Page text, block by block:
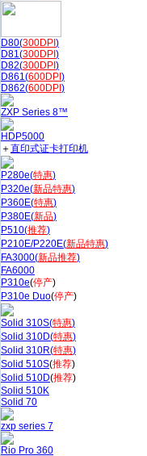
D80(300DPI )
D81(300DPI )
D82(300DPI )
D861(600DPI )
D862(600DPI )
ZXP Series 8™
HDP5000
＋直印式证卡打印机
P280e(特惠)
P320e(新品特惠)
P360E(特惠)
P380E(新品)
P510(推荐)
P210E/P220E(新品特惠)
FA3000(新品推荐)
FA6000
P310e(停产)
P310e Duo(停产)
Solid 310S(特惠)
Solid 310D(特惠)
Solid 310R(特惠)
Solid 510S(推荐)
Solid 510D(推荐)
Solid 510K
Solid 70
zxp series 7
Rio Pro 360